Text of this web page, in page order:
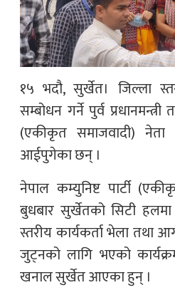
१५ भदौ, सुर्खेत। जिल्ला
सम्बोधन गर्ने पुर्व प्रधानमन्त्री
(एकीकृत समाजवादी)
आईपुगेका छन् ।
नेपाल कम्युनिष्ट पार्टी
बुधबार सुर्खेतको सिटी
स्तरीय कार्यकर्ता भेला तथा
जुट्नको लागि भएको
खनाल सुर्खेत आएका हुन् ।